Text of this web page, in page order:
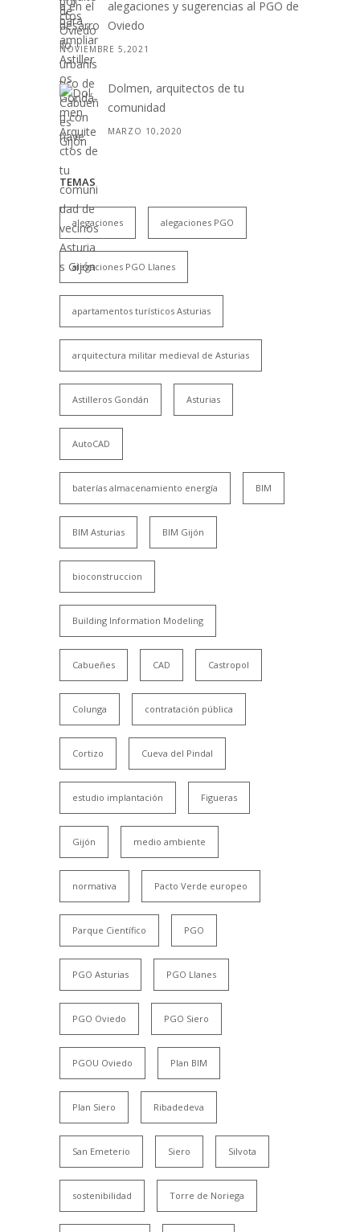
alegaciones y sugerencias al PGO de
Oviedo
NOVIEMBRE 5,2021
Dolmen, arquitectos de tu
comunidad
MARZO 10,2020
TEMAS
alegaciones alegaciones PGO
alegaciones PGO Llanes
apartamentos turísticos Asturias
arquitectura militar medieval de Asturias
Astilleros Gondán Asturias
AutoCAD
baterías almacenamiento energía BIM
BIM Asturias BIM Gijón
bioconstruccion
Building Information Modeling
Cabueñes CAD Castropol
Colunga contratación pública
Cortizo Cueva del Pindal
estudio implantación Figueras
Gijón medio ambiente
normativa Pacto Verde europeo
Parque Científico PGO
PGO Asturias PGO Llanes
PGO Oviedo PGO Siero
PGOU Oviedo Plan BIM
Plan Siero Ribadedeva
San Emeterio Siero Silvota
sostenibilidad Torre de Noriega